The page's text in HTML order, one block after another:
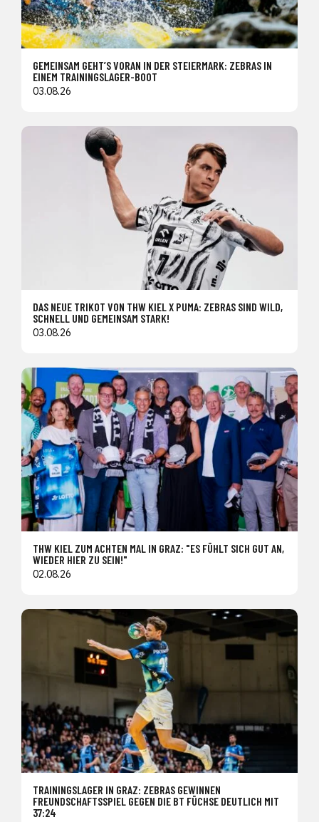
GEMEINSAM GEHT’S VORAN IN DER STEIERMARK: ZEBRAS IN
EINEM TRAININGSLAGER-BOOT
03.08.26
DAS NEUE TRIKOT VON THW KIEL X PUMA: ZEBRAS SIND WILD,
SCHNELL UND GEMEINSAM STARK!
03.08.26
THW KIEL ZUM ACHTEN MAL IN GRAZ: "ES FÜHLT SICH GUT AN,
WIEDER HIER ZU SEIN!"
02.08.26
TRAININGSLAGER IN GRAZ: ZEBRAS GEWINNEN
FREUNDSCHAFTSSPIEL GEGEN DIE BT FÜCHSE DEUTLICH MIT
37:24